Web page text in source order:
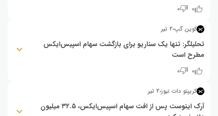
تحلیلگران وال‌استریت با اشاره به رشد سریع بخش اینترنت ماهواره‌ای و
پرتاب‌های فضایی، معتقدند اسپیس‌اکس در مسیر تبدیل شدن به باارزش‌ترین
شرکت خصوصی جهان قرار دارد.
۰ ۰
کوین گپ ۲ تیر
تحلیلگر: تنها یک سناریو برای بازگشت سهام اسپیس‌ایکس
مطرح است
فعال کند. در این شرایط، فشار ناشی از انتشار اوراق بدهی و تغییرات اخیر در
ساختار مالی شرکت باعث شده چشم‌انداز کوتاه‌مدت سهام با عدم‌قطعیت همراه
شود، در حالی که نگاه بازار به مسیر تأمین مالی آینده آن دوخته شده است.
۰ ۰
کریپتو دات نیوز ۲ تیر
آرک اینوست پس از افت سهام اسپیس‌ایکس، ۳۲.۵ میلیون